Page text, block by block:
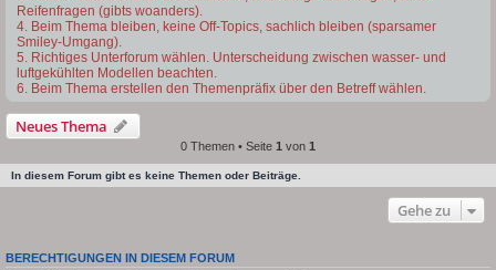
Reifenfragen (gibts woanders).
4. Beim Thema bleiben, keine Off-Topics, sachlich bleiben (sparsamer
Smiley-Umgang).
5. Richtiges Unterforum wählen. Unterscheidung zwischen wasser- und
luftgekühlten Modellen beachten.
6. Beim Thema erstellen den Themenpräfix über den Betreff wählen.
Neues Thema
0 Themen • Seite 1 von 1
In diesem Forum gibt es keine Themen oder Beiträge.
Gehe zu
BERECHTIGUNGEN IN DIESEM FORUM